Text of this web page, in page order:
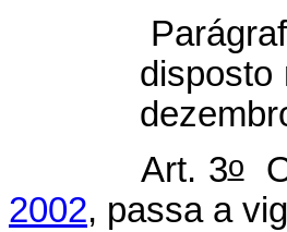
disposto
Art. 3o
2002, passa a